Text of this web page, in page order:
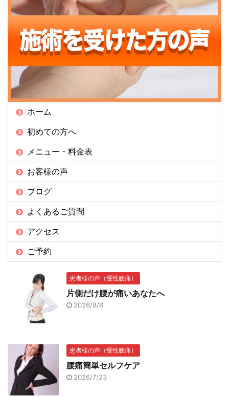
ホーム
初めての方へ
メニュー・料金表
お客様の声
ブログ
よくあるご質問
アクセス
ご予約
患者様の声（慢性腰痛）
片側だけ腰が痛いあなたへ
2026/8/6
患者様の声（慢性腰痛）
腰痛簡単セルフケア
2026/7/23